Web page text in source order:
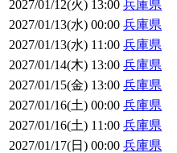
2027/01/12(火) 13:00 兵庫県
2027/01/13(水) 00:00 兵庫県
2027/01/13(水) 11:00 兵庫県
2027/01/14(木) 13:00 兵庫県
2027/01/15(金) 13:00 兵庫県
2027/01/16(土) 00:00 兵庫県
2027/01/16(土) 11:00 兵庫県
2027/01/17(日) 00:00 兵庫県